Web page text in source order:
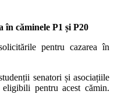
în căminele P1 și P20
pentru cazarea în
senatori și asociațiile
pentru acest cămin.